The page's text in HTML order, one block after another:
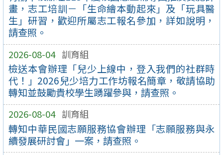
畫，志工培訓－「生命繪本動起來」及「玩具醫
生」研習，歡迎所屬志工報名參加，詳如說明，
請查照。
2026-08-04 訓育組
檢送本會辦理「兒少上線中，登入我們的社群時
代！」2026兒少培力工作坊報名簡章，敬請協助
轉知並鼓勵貴校學生踴躍參與，請查照。
2026-08-04 訓育組
轉知中華民國志願服務協會辦理「志願服務與永
續發展研討會」一案，請查照。